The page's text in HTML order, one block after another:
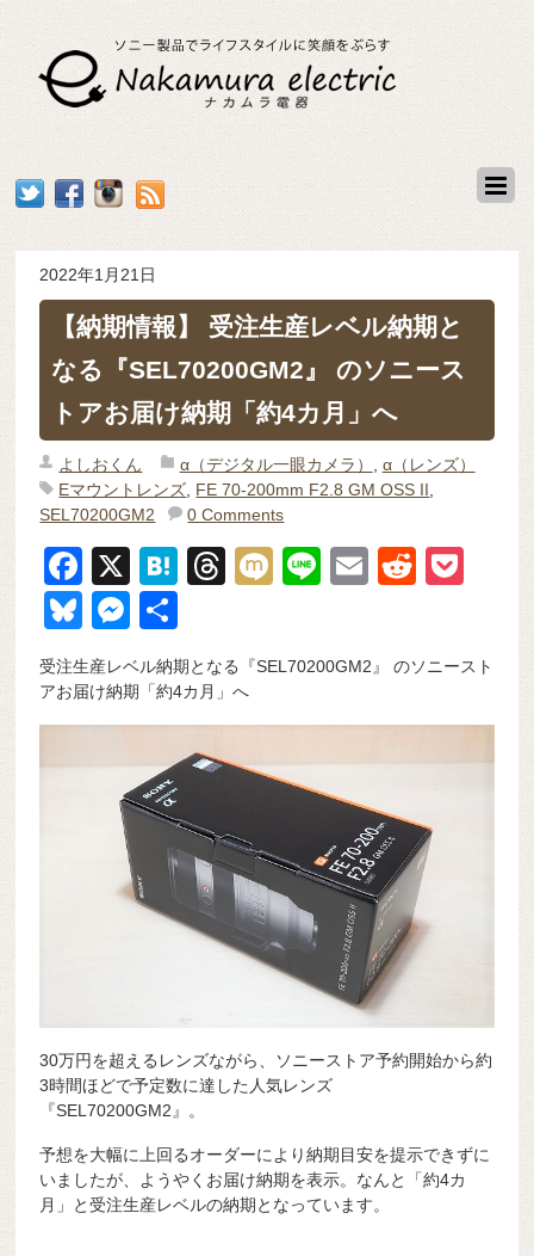
2022年1月21日
【納期情報】 受注生産レベル納期と
なる『SEL70200GM2』 のソニース
トアお届け納期「約4カ月」へ
よしおくん α（デジタル一眼カメラ）
α（レンズ）
Eマウントレンズ FE 70-200mm F2.8 GM OSS II
SEL70200GM2
0 Comments
F
a
c
e
b
X
H
n
a
T
a
d
s
M
Li
E
R
di
t
et
Bl
u
e
sk
y
M
ss
e
n
g
有
受注生産レベル納期となる『SEL70200GM2』 のソニースト
アお届け納期「約4カ月」へ
30万円を超えるレンズながら、ソニーストア予約開始から約
3時間ほどで予定数に達した人気レンズ
『SEL70200GM2』。
予想を大幅に上回るオーダーにより納期目安を提示できずに
いましたが、ようやくお届け納期を表示。なんと「約4カ
月」と受注生産レベルの納期となっています。